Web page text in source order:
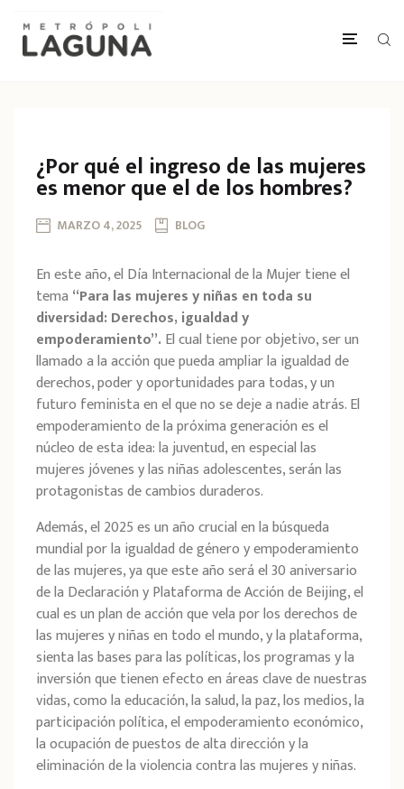
¿Por qué el ingreso de las mujeres
es menor que el de los hombres?
MARZO 4, 2025 BLOG
En este año, el Día Internacional de la Mujer tiene el
tema “Para las mujeres y niñas en toda su
diversidad: Derechos, igualdad y
empoderamiento”. El cual tiene por objetivo, ser un
llamado a la acción que pueda ampliar la igualdad de
derechos, poder y oportunidades para todas, y un
futuro feminista en el que no se deje a nadie atrás. El
empoderamiento de la próxima generación es el
núcleo de esta idea: la juventud, en especial las
mujeres jóvenes y las niñas adolescentes, serán las
protagonistas de cambios duraderos.
Además, el 2025 es un año crucial en la búsqueda
mundial por la igualdad de género y empoderamiento
de las mujeres, ya que este año será el 30 aniversario
de la Declaración y Plataforma de Acción de Beijing, el
cual es un plan de acción que vela por los derechos de
las mujeres y niñas en todo el mundo, y la plataforma,
sienta las bases para las políticas, los programas y la
inversión que tienen efecto en áreas clave de nuestras
vidas, como la educación, la salud, la paz, los medios, la
participación política, el empoderamiento económico,
la ocupación de puestos de alta dirección y la
eliminación de la violencia contra las mujeres y niñas.